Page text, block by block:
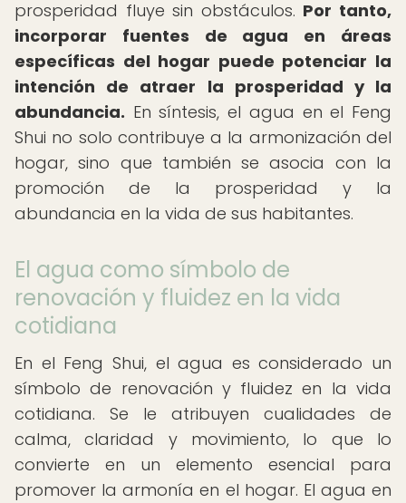
prosperidad fluye sin obstáculos. Por tanto,
incorporar fuentes de agua en áreas
específicas del hogar puede potenciar la
intención de atraer la prosperidad y la
abundancia. En síntesis, el agua en el Feng
Shui no solo contribuye a la armonización del
hogar, sino que también se asocia con la
promoción de la prosperidad y la
abundancia en la vida de sus habitantes.
El agua como símbolo de
renovación y fluidez en la vida
cotidiana
En el Feng Shui, el agua es considerado un
símbolo de renovación y fluidez en la vida
cotidiana. Se le atribuyen cualidades de
calma, claridad y movimiento, lo que lo
convierte en un elemento esencial para
promover la armonía en el hogar. El agua en